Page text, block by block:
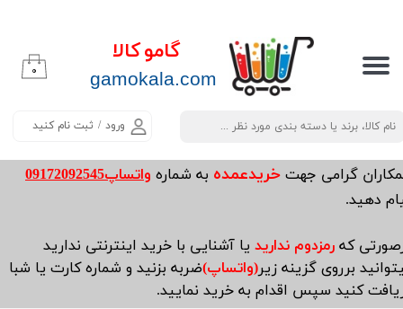
گامو کالا
​​​​​​gamokala.com
ورود / ثبت نام کنید
حساب کاربری من
تغییر گذر واژه
سفارشات
خروج از حساب کاربری
۰
گرامی جهت خریدعمده به شماره واتساپ09172092545
دهید.
که رمزدوم ندارید یا آشنایی با خرید اینترنتی ندارید
برروی گزینه زیر(واتساپ)ضربه بزنید و شماره کارت یا شبا
کنید سپس اقدام به خرید نمایید.